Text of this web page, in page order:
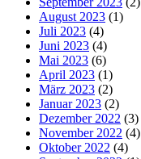
August 2023 (1)
Juli 2023 (4)
Juni 2023 (4)
Mai 2023 (6)
April 2023 (1)
März 2023 (2)
Januar 2023 (2)
Dezember 2022 (3)
November 2022 (4)
Oktober 2022 (4)